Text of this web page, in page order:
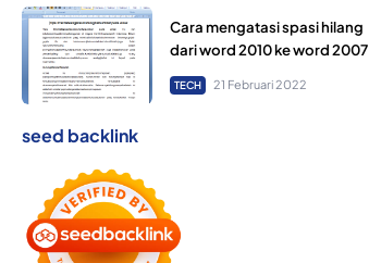
Cara mengatasi spasi hilang
dari word 2010 ke word 2007
TECH 21 Februari 2022
seed backlink